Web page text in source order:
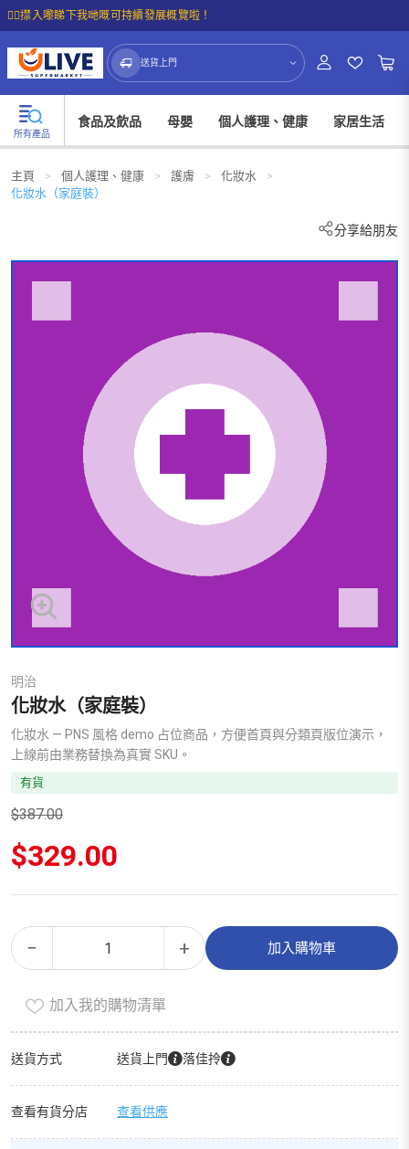
☝🏼㩒入嚟睇下我哋嘅可持續發展概覽啦！
送貨上門
所有產品
食品及飲品 母嬰 個人護理、健康 家居生活
主頁 > 個人護理、健康 > 護膚 > 化妝水
>
化妝水（家庭裝）
分享給朋友
明治
化妝水（家庭裝）
化妝水 — PNS 風格 demo 占位商品，方便首頁與分類頁版位演示，
上線前由業務替換為真實 SKU。
有貨
$387.00
原
始
$387.00。
$329.00
價
格：
$329.00。
−
化
妝
（家
庭
裝）
+ 加入購物車
Alternative:
加入我的購物清單
送貨方式 送貨上門 落佳拎
查看有貨分店 查看供應